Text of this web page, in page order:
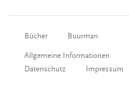
Bücher Buurman
Allgemeine Informationen
Datenschutz
Impressum